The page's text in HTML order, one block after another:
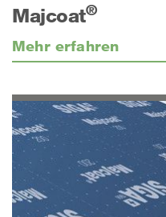
Majcoat®
Mehr erfahren